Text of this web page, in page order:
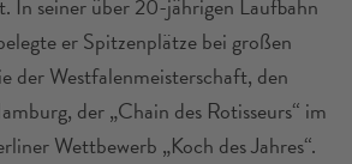
In seiner über 20-jährigen Laufbahn
er Spitzenplätze bei großen
der Westfalenmeisterschaft, den
der „Chain des Rotisseurs“ im
Wettbewerb „Koch des Jahres“.